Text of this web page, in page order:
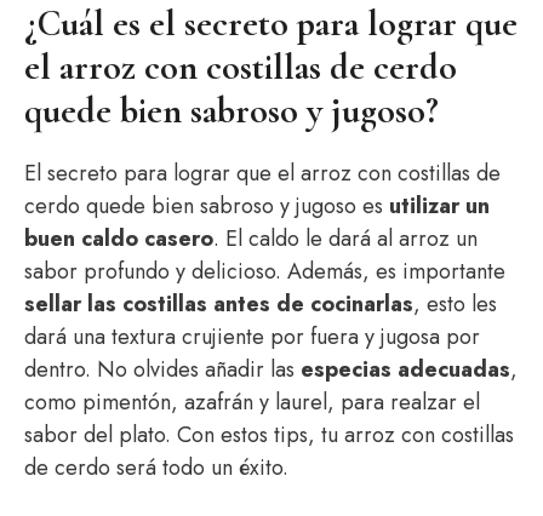
¿Cuál es el secreto para lograr que
el arroz con costillas de cerdo
quede bien sabroso y jugoso?
El secreto para lograr que el arroz con costillas de
cerdo quede bien sabroso y jugoso es utilizar un
buen caldo casero. El caldo le dará al arroz un
sabor profundo y delicioso. Además, es importante
sellar las costillas antes de cocinarlas, esto les
dará una textura crujiente por fuera y jugosa por
dentro. No olvides añadir las especias adecuadas,
como pimentón, azafrán y laurel, para realzar el
sabor del plato. Con estos tips, tu arroz con costillas
de cerdo será todo un éxito.